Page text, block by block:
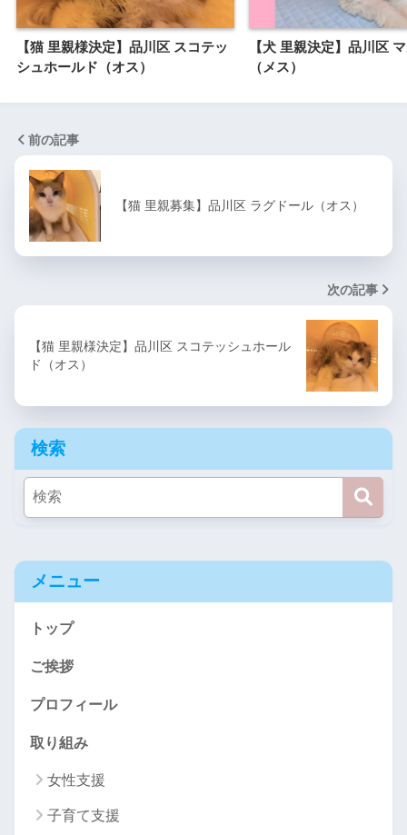
【猫 里親様決定】品川区 スコテッ
シュホールド（オス）
【犬 里親決定】品川区
（メス）
前の記事
【猫 里親募集】品川区 ラグドール（オス）
次の記事
【猫 里親様決定】品川区 スコテッシュホール
ド（オス）
検索
メニュー
トップ
ご挨拶
プロフィール
取り組み
女性支援
子育て支援